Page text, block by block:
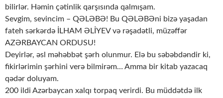
bilirlər. Həmin çətinlik qarşısında qalmışam.
Sevgim, sevincim – QƏLƏBƏ! Bu QƏLƏBƏni bizə yaşadan
fateh sərkərdə İLHAM ƏLİYEV və rəşadətli, müzəffər
AZƏRBAYCAN ORDUSU!
Deyirlər, əsl məhəbbət şərh olunmur. Elə bu səbəbdəndir ki,
fikirlərimin şərhini verə bilmirəm… Amma bir kitab yazacaq
qədər doluyam.
200 ildi Azərbaycan xalqı torpaq verirdi. Bu müddətdə ilk